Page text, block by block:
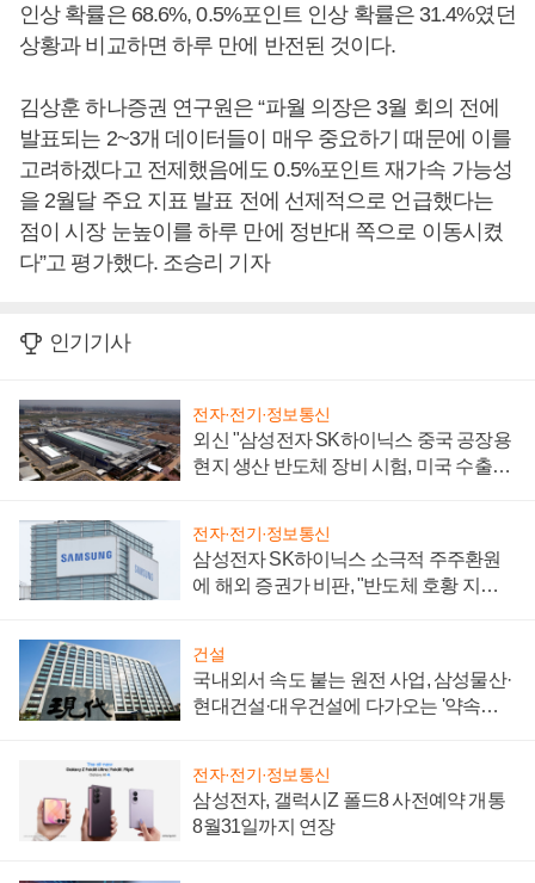
인상 확률은 68.6%, 0.5%포인트 인상 확률은 31.4%였던
상황과 비교하면 하루 만에 반전된 것이다.
김상훈 하나증권 연구원은 “파월 의장은 3월 회의 전에
발표되는 2~3개 데이터들이 매우 중요하기 때문에 이를
고려하겠다고 전제했음에도 0.5%포인트 재가속 가능성
을 2월달 주요 지표 발표 전에 선제적으로 언급했다는
점이 시장 눈높이를 하루 만에 정반대 쪽으로 이동시켰
다”고 평가했다. 조승리 기자
인기기사
전자·전기·정보통신
외신 "삼성전자 SK하이닉스 중국 공장용
현지 생산 반도체 장비 시험, 미국 수출통
전자·전기·정보통신
삼성전자 SK하이닉스 소극적 주주환원
에 해외 증권가 비판, "반도체 호황 지속
건설
국내외서 속도 붙는 원전 사업, 삼성물산·
현대건설·대우건설에 다가오는 '약속의
전자·전기·정보통신
삼성전자, 갤럭시Z 폴드8 사전예약 개통
8월31일까지 연장